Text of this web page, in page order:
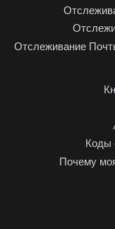
Отслеживание
Коды
Почему